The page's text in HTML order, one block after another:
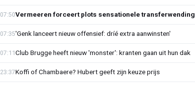
Vermeeren forceert plots sensationele transferwending
07:50
'Genk lanceert nieuw offensief: dríé extra aanwinsten'
07:35
Club Brugge heeft nieuw 'monster': kranten gaan uit hun dak
07:11
Koffi of Chambaere? Hubert geeft zijn keuze prijs
23:37